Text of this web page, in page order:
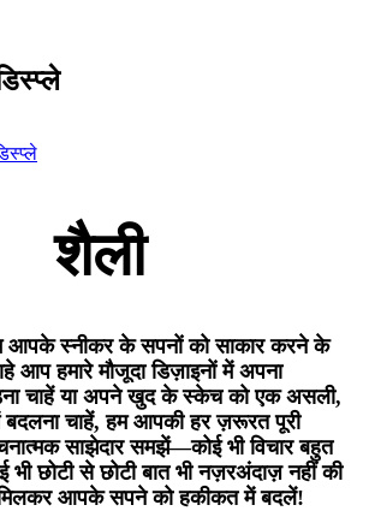
शैली
आपके स्नीकर के सपनों को साकार करने के
आप हमारे मौजूदा डिज़ाइनों में अपना
चाहें या अपने खुद के स्केच को एक असली,
बदलना चाहें, हम आपकी हर ज़रूरत पूरी
साझेदार समझें—कोई भी विचार बहुत
भी छोटी से छोटी बात भी नज़रअंदाज़ नहीं की
आपके सपने को हकीकत में बदलें!